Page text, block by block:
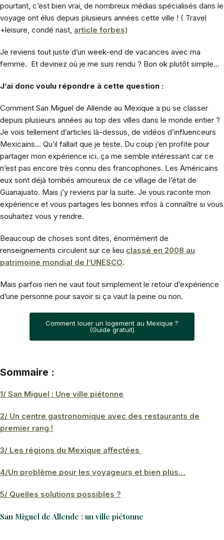
pourtant, c’est bien vrai, de nombreux médias spécialisés dans le
voyage ont élus depuis plusieurs années cette ville ! ( Travel
+leisure, condé nast, article forbes)
Je reviens tout juste d’un week-end de vacances avec ma
femme. Et devinez où je me suis rendu ? Bon ok plutôt simple…
J’ai donc voulu répondre à cette question :
Comment San Miguel de Allende au Mexique a pu se classer
depuis plusieurs années au top des villes dans le monde entier ?
Je vois tellement d’articles là-dessus, de vidéos d’influenceurs
Mexicains… Qu’il fallait que je teste. Du coup j’en profite pour
partager mon expérience ici. ça me semble intéressant car ce
n’est pas encore très connu des francophones. Les Américains
eux sont déjà tombés amoureux de ce village de l’état de
Guanajuato. Mais j’y reviens par la suite. Je vous raconte mon
expérience et vous partages les bonnes infos à connaître si vous
souhaitez vous y rendre.
Beaucoup de choses sont dites, énormément de
renseignements circulent sur ce lieu classé en 2008 au
patrimoine mondial de l’UNESCO.
Mais parfois rien ne vaut tout simplement le retour d’expérience
d’une personne pour savoir si ça vaut la peine ou non.
Comment louer un logement au Mexique ?
(Guide gratuit)
Sommaire :
1/ San Miguel : Une ville piétonne
2/ Un centre gastronomique avec des restaurants de
premier rang !
3/ Les régions du Mexique affectées
4/Un problème pour les voyageurs et bien plus…
5/ Quelles solutions possibles ?
San Miguel de Allende : un ville piétonne